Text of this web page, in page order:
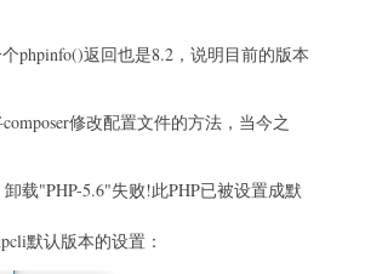
phpinfo()返回也是8.2，说明目前的版本
修改配置文件的方法，当今之
载"PHP-5.6"失败!此PHP已被设置成默
默认版本的设置：